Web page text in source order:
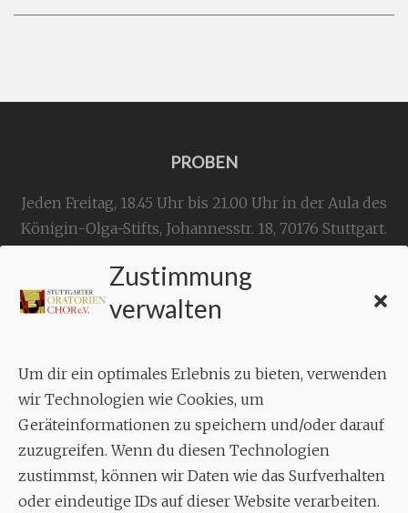
Zustimmung
verwalten
Um dir ein optimales Erlebnis zu bieten, verwenden
wir Technologien wie Cookies, um
Geräteinformationen zu speichern und/oder darauf
zuzugreifen. Wenn du diesen Technologien
zustimmst, können wir Daten wie das Surfverhalten
oder eindeutige IDs auf dieser Website verarbeiten.
PROBEN
Jeden Freitag, 18.45 Uhr bis 21.00 Uhr in der Aula des
Königin-Olga-Stifts, Johannesstr. 18, 70176 Stuttgart.
KONTAKT
Geschäftsstelle:
Aixheimer Str. 18
70619 Stuttgart
MUSIK
Musikalischer Leiter: